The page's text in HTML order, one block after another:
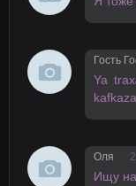
Гость
Ya
Оля
Ищy